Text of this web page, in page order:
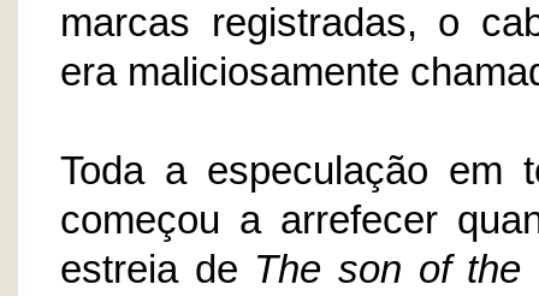
marcas registradas, o
era maliciosamente
Toda a especulação em
começou a arrefecer
estreia de The son of the